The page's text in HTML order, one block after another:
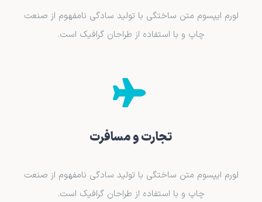
لورم ایپسوم متن ساختگی با تولید سادگی نامفهوم از صنعت
چاپ و با استفاده از طراحان گرافیک است.
تجارت و مسافرت
لورم ایپسوم متن ساختگی با تولید سادگی نامفهوم از صنعت
چاپ و با استفاده از طراحان گرافیک است.